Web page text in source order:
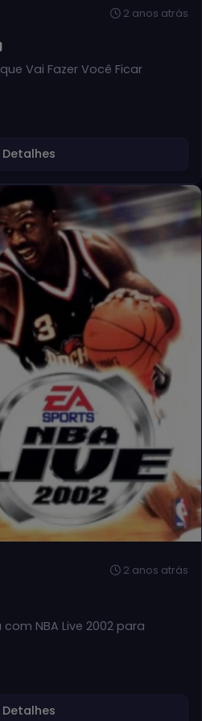
2 anos atrás
Vai Fazer Você Ficar
Detalhes
2 anos atrás
NBA Live 2002 para
Detalhes